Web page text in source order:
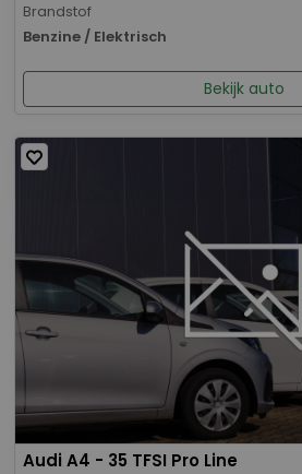
Brandstof
Benzine / Elektrisch
Bekijk auto
Audi A4 - 35 TFSI Pro Line